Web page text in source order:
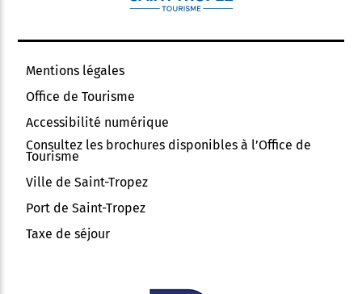
Mentions légales
Office de Tourisme
Accessibilité numérique
Consultez les brochures disponibles à l’Office de
Tourisme
Ville de Saint-Tropez
Port de Saint-Tropez
Taxe de séjour